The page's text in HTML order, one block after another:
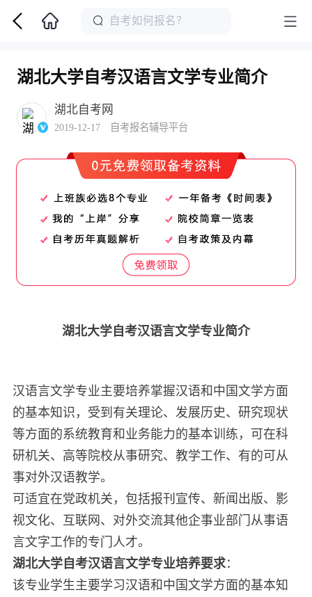
湖北大学自考汉语言文学专业简介
湖北自考网
2019-12-17 自考报名辅导平台
湖北大学自考汉语言文学专业简介
汉语言文学专业主要培养掌握汉语和中国文学方面
的基本知识，受到有关理论、发展历史、研究现状
等方面的系统教育和业务能力的基本训练，可在科
研机关、高等院校从事研究、教学工作、有的可从
事对外汉语教学。
可适宜在党政机关，包括报刊宣传、新闻出版、影
视文化、互联网、对外交流其他企事业部门从事语
言文字工作的专门人才。
湖北大学自考汉语言文学专业培养要求：
该专业学生主要学习汉语和中国文学方面的基本知